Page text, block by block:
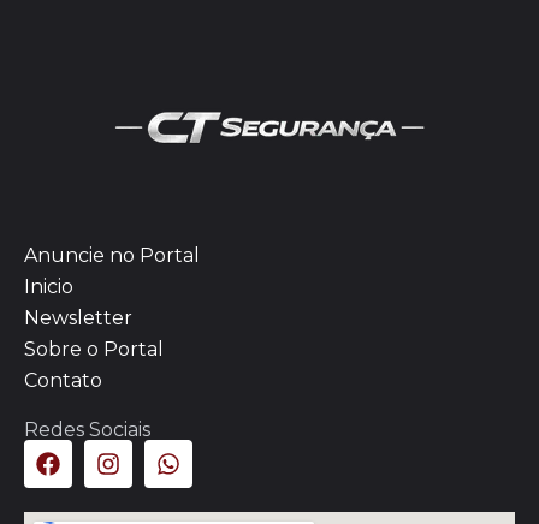
Anuncie no Portal
Inicio
Newsletter
Sobre o Portal
Contato
Redes Sociais